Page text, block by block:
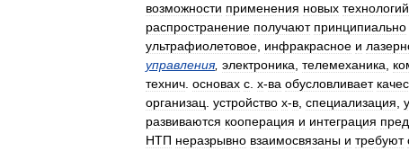
возможности применения новых технологий
распространение получают принципиально
ультрафиолетовое инфракрасное и
управления, электроника телемеханика
технич основах с х-ва обусловливает
организац устройство х-в специализация
развиваются кооперация и интеграция
НТП неразрывно взаимосвязаны и требуют